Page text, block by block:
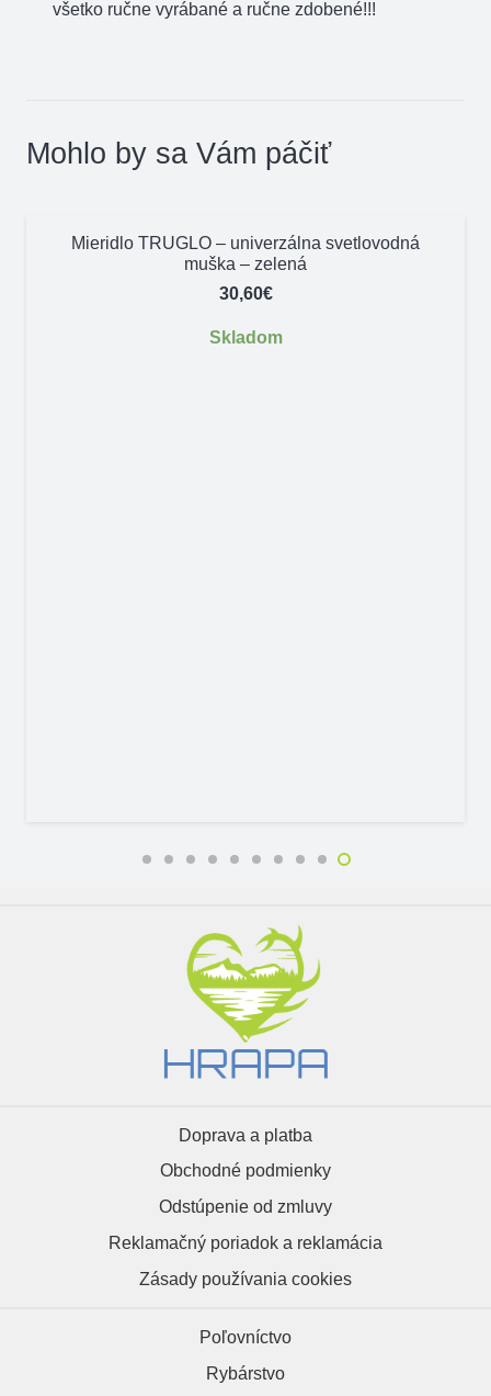
všetko ručne vyrábané a ručne zdobené!!!
Mohlo by sa Vám páčiť
Mieridlo TRUGLO – univerzálna svetlovodná
muška – zelená
30,60€
Skladom
Doprava a platba
Obchodné podmienky
Odstúpenie od zmluvy
Reklamačný poriadok a reklamácia
Zásady používania cookies
Poľovníctvo
Rybárstvo